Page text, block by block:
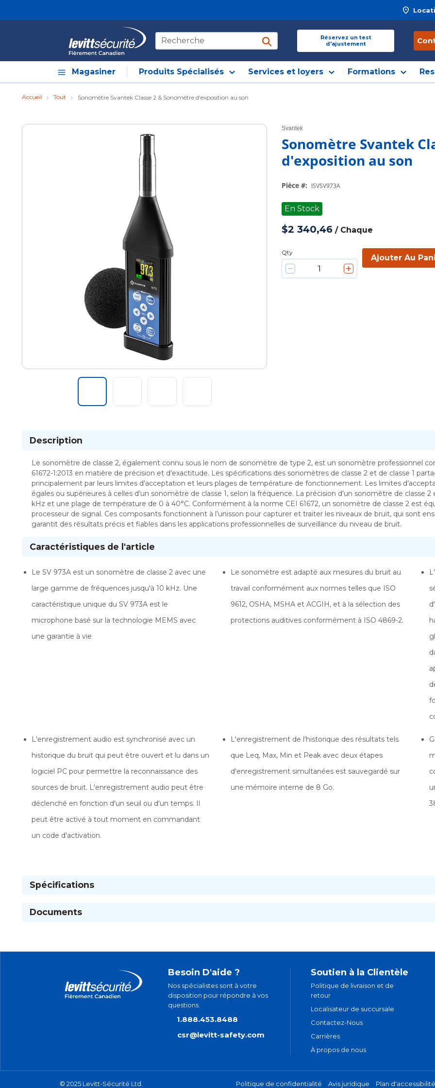
Recherche sur le site
soumettre une recherche
Réservez un test
d'ajustement
Magasiner Produits Spécialisés Services et loyers Formations
Accueil Tout Sonomètre Svantek Classe 2 & Sonomètre d'exposition au son
Svantek
Sonomètre Svantek
d'exposition au son
Pièce #: ISVSV973A
En Stock
$2 340,46 / Chaque
Qty
Ajouter Au
Description
Le sonomètre de classe 2, également connu sous le nom de sonomètre de type 2, est un sonomètre professionnel
61672-1:2013 en matière de précision et d’exactitude. Les spécifications des sonomètres de classe 2 et de classe 1
principalement par leurs limites d’acceptation et leurs plages de température de fonctionnement. Les limites
égales ou supérieures à celles d’un sonomètre de classe 1, selon la fréquence. La précision d’un sonomètre de classe
kHz et une plage de température de 0 à 40°C. Conformément à la norme CEI 61672, un sonomètre de classe 2 est
processeur de signal. Ces composants fonctionnent à l’unisson pour capturer et traiter les niveaux de bruit, qui sont
garantit des résultats précis et fiables dans les applications professionnelles de surveillance du niveau de bruit.
Caractéristiques de l'article
Le SV 973A est un sonomètre de classe 2 avec une
large gamme de fréquences jusqu'à 10 kHz. Une
caractéristique unique du SV 973A est le
microphone basé sur la technologie MEMS avec
une garantie à vie
Le sonomètre est adapté aux mesures du bruit au
travail conformément aux normes telles que ISO
9612, OSHA, MSHA et ACGIH, et à la sélection des
protections auditives conformément à ISO 4869-2.
L'enregistrement audio est synchronisé avec un
historique du bruit qui peut être ouvert et lu dans un
logiciel PC pour permettre la reconnaissance des
sources de bruit. L'enregistrement audio peut être
déclenché en fonction d'un seuil ou d'un temps. Il
peut être activé à tout moment en commandant
un code d'activation.
L'enregistrement de l'historique des résultats tels
que Leq, Max, Min et Peak avec deux étapes
d'enregistrement simultanées est sauvegardé sur
une mémoire interne de 8 Go.
Spécifications
Documents
Besoin D'aide ?
Nos spécialistes sont à votre
disposition pour répondre à vos
questions.
1.888.453.8488
csr@levitt-safety.com
Soutien à la Clientèle
Politique de livraison et de
retour
Localisateur de succursale
Contactez-Nous
Carrières
À propos de nous
© 2025 Levitt-Sécurité Ltd. Politique de confidentialité Avis juridique Plan d'accessibilité